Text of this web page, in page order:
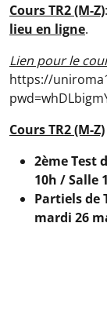
Avvisi:
Cours TR2 (M-Z)
lieu en ligne.
Lien pour le
https://
Cours TR2 (M-Z)
2ème Test
10h / Salle
Partiels de
mardi 26